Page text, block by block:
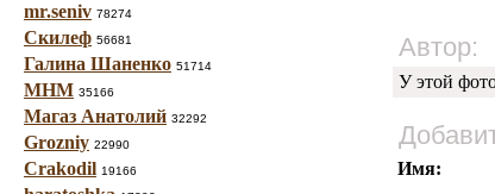
mr.seniv 78274
Скилеф 56681
Галина Шаненко 51714
МНМ 35166
Магаз Анатолий 32292
Grozniy 22990
Crakodil 19166
Автор:
У этой
Имя: